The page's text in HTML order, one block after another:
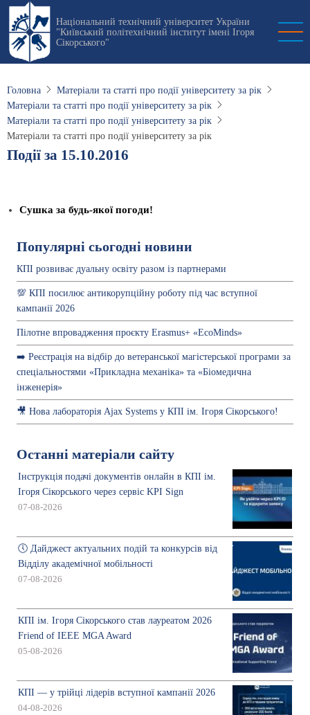
Перейти
основного
вмісту
Національний технічний університет України
"Київський політехнічний інститут імені Ігоря
Сікорського"
Головна
Матеріали та статті про події університету за рік
Матеріали та статті про події університету за рік
Матеріали та статті про події університету за рік
Матеріали та статті про події університету за рік
Події за 15.10.2016
Сушка за будь-якої погоди!
Популярні сьогодні новини
КПІ розвиває дуальну освіту разом із партнерами
💯 КПІ посилює антикорупційну роботу під час вступної
кампанії 2026
Пілотне впровадження проєкту Erasmus+ «EcoMinds»
➡️ Реєстрація на відбір до ветеранської магістерської програми за
спеціальностями «Прикладна механіка» та «Біомедична
інженерія»
🎥 Нова лабораторія Ajax Systems у КПІ ім. Ігоря Сікорського!
Останні матеріали сайту
Інструкція подачі документів онлайн в КПІ ім.
Ігоря Сікорського через сервіс KPI Sign
07-08-2026
🕔 Дайджест актуальних подій та конкурсів від
Відділу академічної мобільності
07-08-2026
КПІ ім. Ігоря Сікорського став лауреатом 2026
Friend of IEEE MGA Award
05-08-2026
КПІ — у трійці лідерів вступної кампанії 2026
04-08-2026